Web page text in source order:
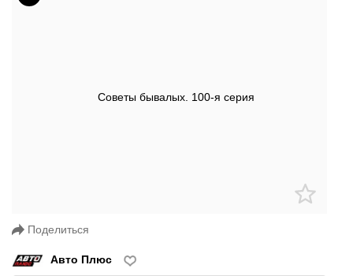
Поделиться
Авто Плюс